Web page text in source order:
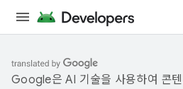
Google은 AI 기술을 사용하여 콘